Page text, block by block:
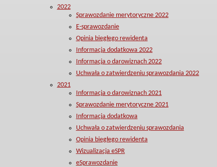
2022
Sprawozdanie merytoryczne 2022
E-sprawozdanie
Opinia biegłego rewidenta
Informacja dodatkowa 2022
Informacja o darowiznach 2022
Uchwała o zatwierdzeniu sprawozdania 2022
2021
Informacja o darowiznach 2021
Sprawozdanie merytoryczne 2021
Informacja dodatkowa
Uchwała o zatwierdzeniu sprawozdania
Opinia biegłego rewidenta
Wizualizacja eSPR
eSprawozdanie